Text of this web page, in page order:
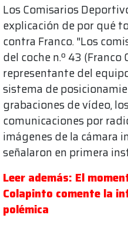
Los Comisarios
explicación de por qué
contra Franco. "Los
del coche n.º 43 (Franco
representante del
sistema de
grabaciones de vídeo,
comunicaciones por
imágenes de la cámara
señalaron en primera
Leer además: El
Colapinto comente la
polémica